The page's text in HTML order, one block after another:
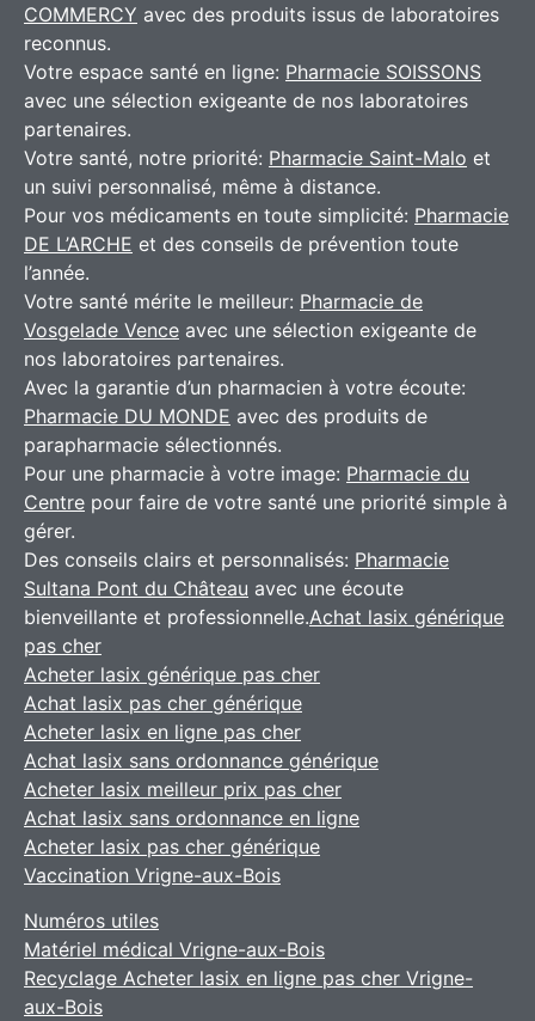
COMMERCY avec des produits issus de laboratoires
reconnus.
Votre espace santé en ligne: Pharmacie SOISSONS
avec une sélection exigeante de nos laboratoires
partenaires.
Votre santé, notre priorité: Pharmacie Saint-Malo et
un suivi personnalisé, même à distance.
Pour vos médicaments en toute simplicité: Pharmacie
DE L’ARCHE et des conseils de prévention toute
l’année.
Votre santé mérite le meilleur: Pharmacie de
Vosgelade Vence avec une sélection exigeante de
nos laboratoires partenaires.
Avec la garantie d’un pharmacien à votre écoute:
Pharmacie DU MONDE avec des produits de
parapharmacie sélectionnés.
Pour une pharmacie à votre image: Pharmacie du
Centre pour faire de votre santé une priorité simple à
gérer.
Des conseils clairs et personnalisés: Pharmacie
Sultana Pont du Château avec une écoute
bienveillante et professionnelle.Achat lasix générique
pas cher
Acheter lasix générique pas cher
Achat lasix pas cher générique
Acheter lasix en ligne pas cher
Achat lasix sans ordonnance générique
Acheter lasix meilleur prix pas cher
Achat lasix sans ordonnance en ligne
Acheter lasix pas cher générique
Vaccination Vrigne-aux-Bois
Numéros utiles
Matériel médical Vrigne-aux-Bois
Recyclage Acheter lasix en ligne pas cher Vrigne-
aux-Bois